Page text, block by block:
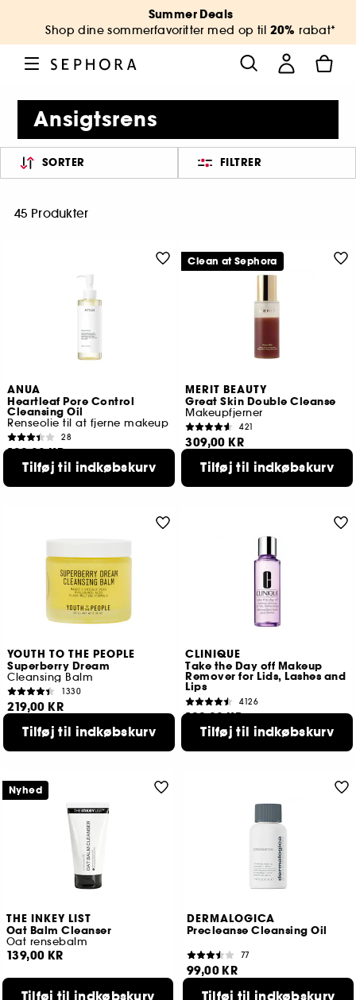
Summer Deals
Shop dine sommerfavoritter med op til 20% rabat*
Ansigtsrens
SORTER FILTRER
45 Produkter
ANUA
Heartleaf Pore Control
Cleansing Oil
Renseolie til at fjerne makeup
28
139,00 KR
Tilføj til indkøbskurv
MERIT BEAUTY
Great Skin Double Cleanse
Makeupfjerner
421
309,00 KR
Tilføj til indkøbskurv
Clean at Sephora
YOUTH TO THE PEOPLE
Superberry Dream
Cleansing Balm
1330
219,00 KR
Tilføj til indkøbskurv
CLINIQUE
Take the Day off Makeup
Remover for Lids, Lashes and
Lips
4126
199,00 KR
Tilføj til indkøbskurv
THE INKEY LIST
Oat Balm Cleanser
Oat rensebalm
139,00 KR
Nyhed
DERMALOGICA
Precleanse Cleansing Oil
77
99,00 KR
Laveste pris : 129,00 KR